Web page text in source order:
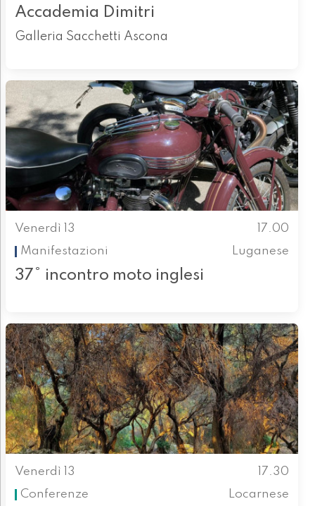
Accademia Dimitri
Galleria Sacchetti Ascona
Venerdì 13
17.00
Manifestazioni
Luganese
37° incontro moto inglesi
Venerdì 13
17.30
Conferenze
Locarnese